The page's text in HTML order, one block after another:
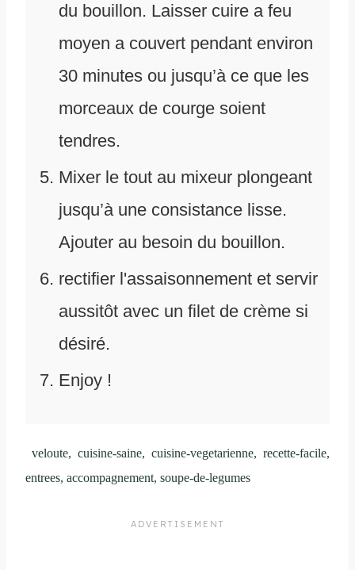
du bouillon. Laisser cuire a feu
moyen a couvert pendant environ
30 minutes ou jusqu’à ce que les
morceaux de courge soient
tendres.
Mixer le tout au mixeur plongeant
jusqu’à une consistance lisse.
Ajouter au besoin du bouillon.
rectifier l'assaisonnement et servir
aussitôt avec un filet de crème si
désiré.
Enjoy !
veloute, cuisine-saine, cuisine-vegetarienne, recette-facile,
entrees, accompagnement, soupe-de-legumes